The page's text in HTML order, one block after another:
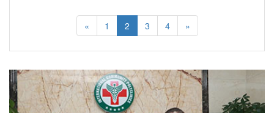
« 1 2 3 4 »